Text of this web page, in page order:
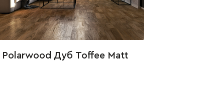
Polarwood Дуб Toffee Matt